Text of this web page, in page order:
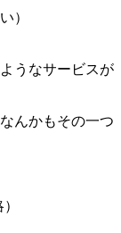
）
うなサービスが
んかもその一つ